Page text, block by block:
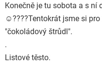
Konečně je tu sobota a s ní
☺️????Tentokrát jsme si
"čokoládový štrůdl".
.
Listové těsto.